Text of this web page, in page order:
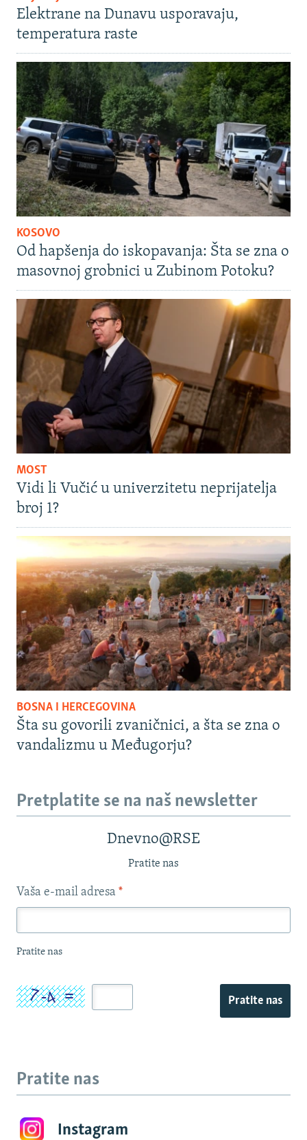
Elektrane na Dunavu usporavaju,
temperatura raste
KOSOVO
Od hapšenja do iskopavanja: Šta se zna o
masovnoj grobnici u Zubinom Potoku?
MOST
Vidi li Vučić u univerzitetu neprijatelja
broj 1?
BOSNA I HERCEGOVINA
Šta su govorili zvaničnici, a šta se zna o
vandalizmu u Međugorju?
Pretplatite se na naš newsletter
Dnevno@RSE
Pratite nas
Vaša e-mail adresa *
Pratite nas
Pratite nas
Pratite nas
Instagram